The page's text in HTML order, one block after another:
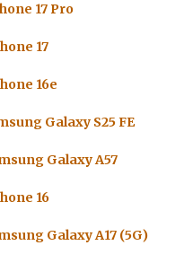
17 Pro
17
16e
Galaxy S25 FE
Galaxy A57
16
Galaxy A17 (5G)